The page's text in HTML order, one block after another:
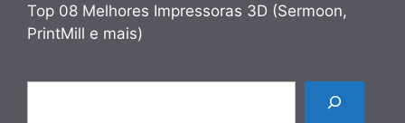
Top 08 Melhores Impressoras 3D (Sermoon,
PrintMill e mais)